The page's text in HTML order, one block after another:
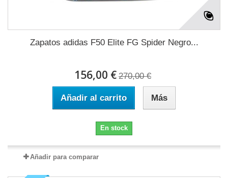
Zapatos adidas F50 Elite FG Spider Negro...
156,00 € 270,00 €
Añadir al carrito Más
En stock
Añadir para comparar